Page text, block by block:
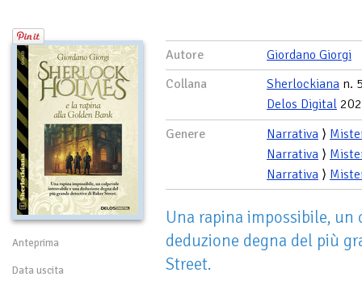
Anteprima
Data uscita
Autore
Giordano Giorgi
Collana
Sherlockiana n.
Delos Digital
Genere
Narrativa ⟩
Narrativa ⟩
Narrativa ⟩
Una rapina impossibile,
deduzione degna del più
Street.